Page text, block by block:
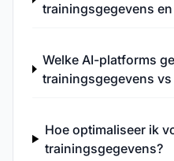
trainingsgegevens
Welke AI-platforms
trainingsgegevens
Hoe optimaliseer ik
trainingsgegevens?